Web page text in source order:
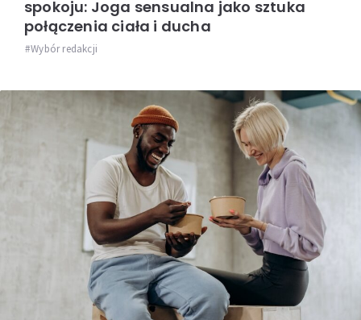
spokoju: Joga sensualna jako sztuka
połączenia ciała i ducha
Wybór redakcji